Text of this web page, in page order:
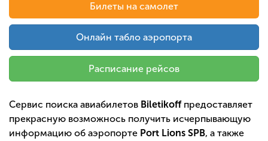
Билеты на самолет
Онлайн табло аэропорта
Расписание рейсов
Сервис поиска авиабилетов Biletikoffпредоставляет
прекрасную возможнось получить исчерпывающую
информацию об аэропорте Port Lions SPB, а также